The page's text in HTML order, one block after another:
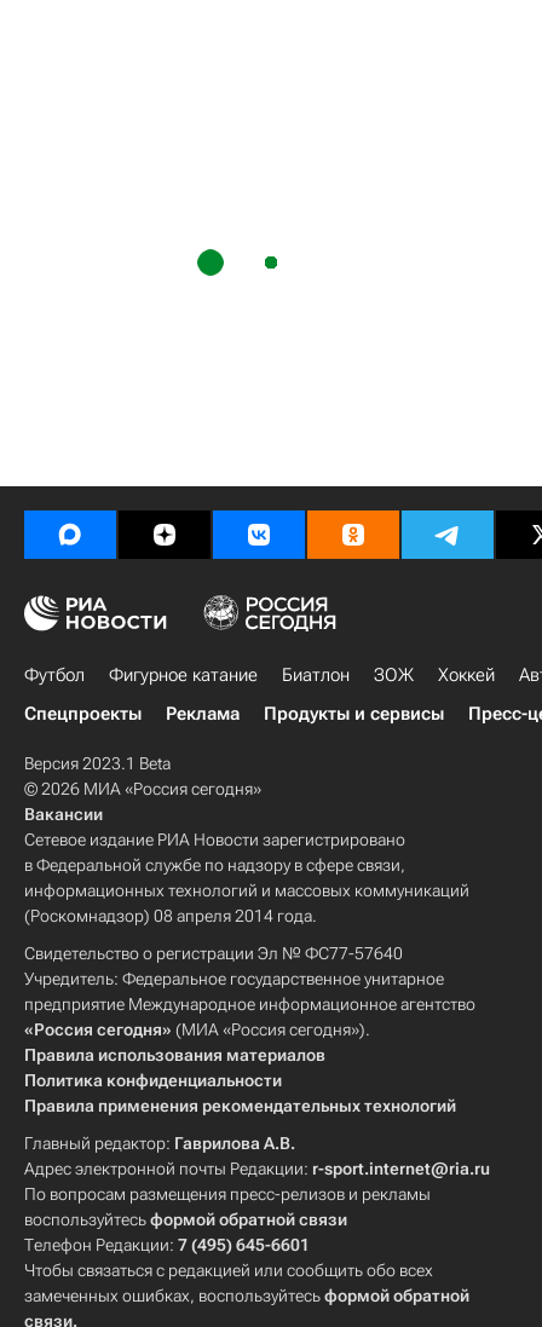
Футбол Фигурное катание Биатлон ЗОЖ Хоккей
Спецпроекты
Реклама Продукты и сервисы Пресс-
Версия 2023.1 Beta
© 2026 МИА «Россия сегодня»
Вакансии
Сетевое издание РИА Новости зарегистрировано
в Федеральной службе по надзору в сфере связи,
информационных технологий и массовых коммуникаций
(Роскомнадзор) 08 апреля 2014 года.
Свидетельство о регистрации Эл № ФС77-57640
Учредитель: Федеральное государственное унитарное
предприятие Международное информационное агентство
«Россия сегодня» (МИА «Россия сегодня»).
Правила использования материалов
Политика конфиденциальности
Правила применения рекомендательных технологий
Главный редактор: Гаврилова А.В.
Адрес электронной почты Редакции: r-sport.internet@ria.ru
По вопросам размещения пресс-релизов и рекламы
воспользуйтесьформой обратной связи
Телефон Редакции: 7 (495) 645-6601
Чтобы связаться с редакцией или сообщить обо всех
замеченных ошибках, воспользуйтесьформой обратной
связи.